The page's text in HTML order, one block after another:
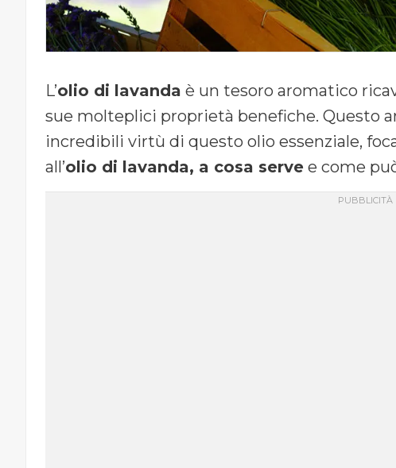
L’olio di lavanda è un tesoro aromatico
sue molteplici proprietà benefiche. Questo
incredibili virtù di questo olio essenziale,
all’olio di lavanda, a cosa serve e come